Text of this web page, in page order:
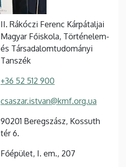
II. Rákóczi Ferenc Kárpátaljai
Magyar Főiskola, Történelem-
és Társadalomtudományi
Tanszék
+36 52 512 900
csaszar.istvan@kmf.org.ua
90201 Beregszász, Kossuth
tér 6.
Főépület, I. em., 207